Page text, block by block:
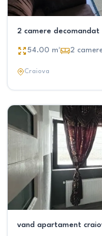
2 camere
54.00 m² 2
Craiova
vand apartament